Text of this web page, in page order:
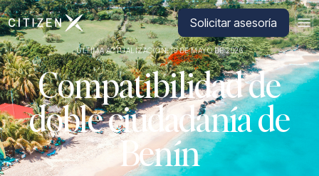
Ir a la página principal de CitizenX Solicitar asesoría
ÚLTIMA ACTUALIZACIÓN: 19 DE MAYO DE 2026
Compatibilidad de
doble ciudadanía de
Benín